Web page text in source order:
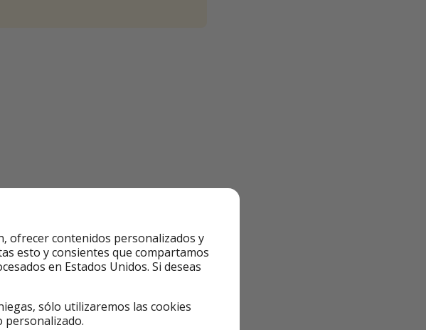
ofrecer contenidos personalizados y
esto y consientes que compartamos
en Estados Unidos. Si deseas
sólo utilizaremos las cookies
personalizado.